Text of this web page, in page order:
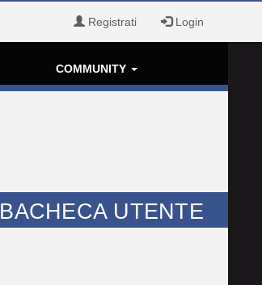
Registrati Login
COMMUNITY
BACHECA UTENTE